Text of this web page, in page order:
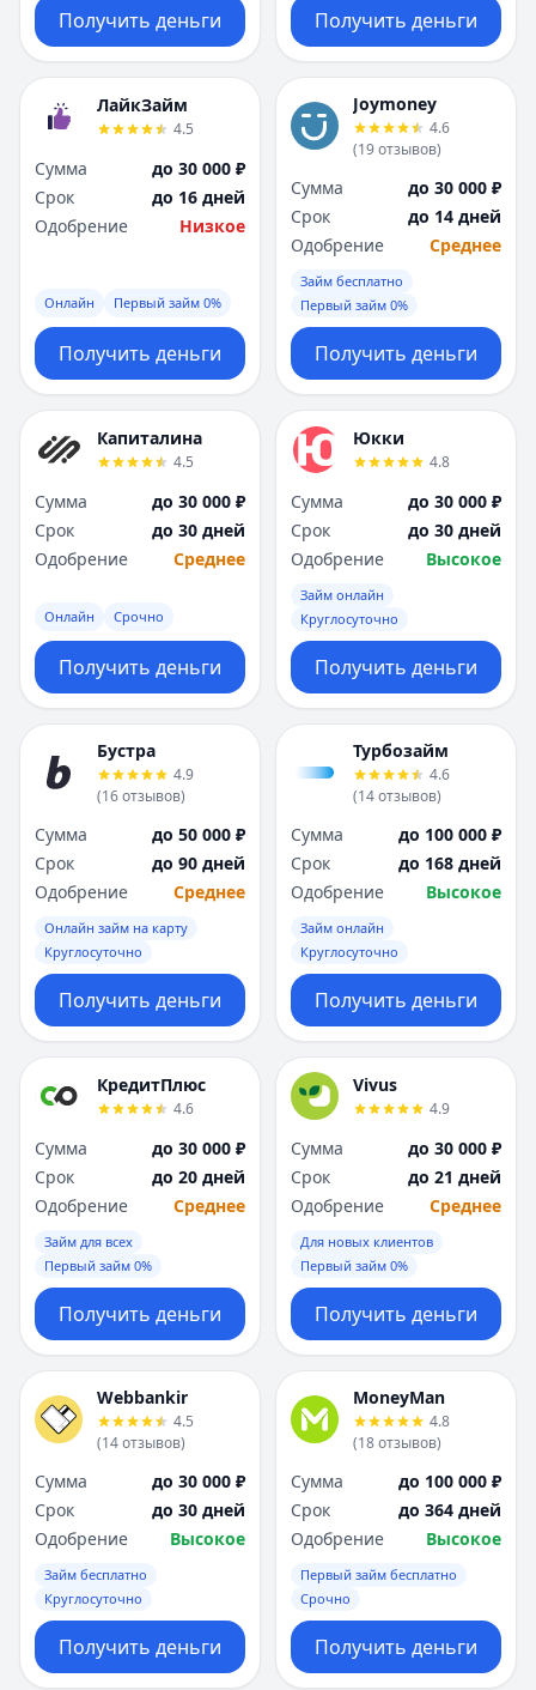
Получить деньги Получить деньги
ЛайкЗайм
4.5
Сумма
до 30 000 ₽
Срок
до 16 дней
Одобрение
Низкое
Онлайн Первый займ 0%
Получить деньги
Joymoney
4.6
(19отзывов)
Сумма
до 30 000 ₽
Срок
до 14 дней
Одобрение
Среднее
Займ бесплатно
Первый займ 0%
Получить деньги
Капиталина
4.5
Сумма
до 30 000 ₽
Срок
до 30 дней
Одобрение
Среднее
Онлайн Срочно
Получить деньги
Юкки
4.8
Сумма
до 30 000 ₽
Срок
до 30 дней
Одобрение
Высокое
Займ онлайн
Круглосуточно
Получить деньги
Бустра
4.9
(16отзывов)
Сумма
до 50 000 ₽
Срок
до 90 дней
Одобрение
Среднее
Онлайн займ на карту
Круглосуточно
Получить деньги
Турбозайм
4.6
(14отзывов)
Сумма
до 100 000 ₽
Срок
до 168 дней
Одобрение
Высокое
Займ онлайн
Круглосуточно
Получить деньги
КредитПлюс
4.6
Сумма
до 30 000 ₽
Срок
до 20 дней
Одобрение
Среднее
Займ для всех
Первый займ 0%
Получить деньги
Vivus
4.9
Сумма
до 30 000 ₽
Срок
до 21 дней
Одобрение
Среднее
Для новых клиентов
Первый займ 0%
Получить деньги
Webbankir
4.5
(14отзывов)
Сумма
до 30 000 ₽
Срок
до 30 дней
Одобрение
Высокое
Займ бесплатно
Круглосуточно
Получить деньги
MoneyMan
4.8
(18отзывов)
Сумма
до 100 000 ₽
Срок
до 364 дней
Одобрение
Высокое
Первый займ бесплатно
Срочно
Получить деньги